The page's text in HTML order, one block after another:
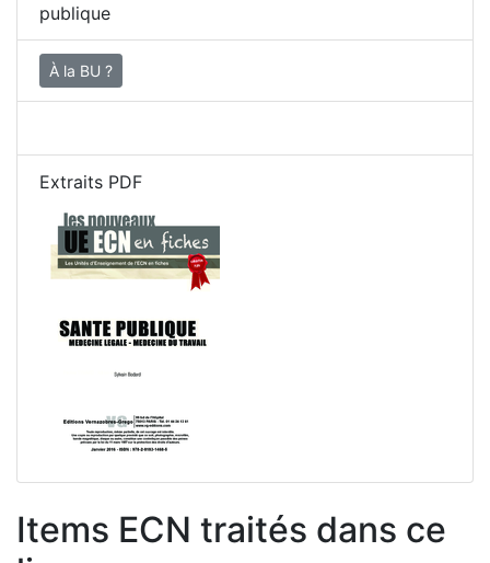
publique
À la BU ?
Extraits PDF
Items ECN traités dans ce